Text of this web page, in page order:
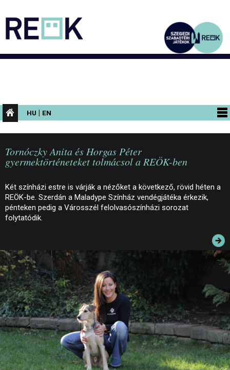
HU | EN
PROGRAMOK
KIÁLLÍTÁSOK
INFORMÁCIÓK
ELÉRHETŐSÉG
PALOTASÉTÁK ÉS VEZETÉSEK
KÖZÉRDEKŰ ADATOK
Tornóczky Anita és Horgas Péter
gyermektörténeteket tolmácsol a REÖK-ben
Két színházi estre is várják a nézőket a következő, rövid héten a
REÖK-be. Szerdán a Maladype Színház vendégjátéka érkezik,
pénteken pedig a Városszél felolvasószínházi sorozat
folytatódik.